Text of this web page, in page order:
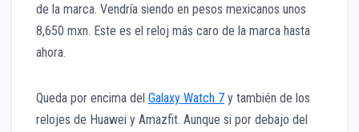
de la marca. Vendría siendo en pesos mexicanos unos
8,650 mxn. Este es el reloj más caro de la marca hasta
ahora.
Queda por encima del Galaxy Watch 7 y también de los
relojes de Huawei y Amazfit. Aunque si por debajo del